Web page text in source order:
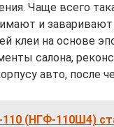
Чаще всего
и
клеи на основе
салона,
авто, после
(НГФ-110Ш4)